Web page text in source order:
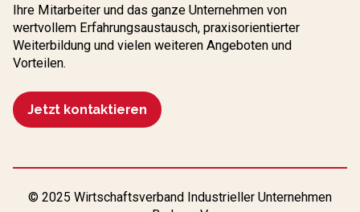
Ihre Mitarbeiter und das ganze Unternehmen von
wertvollem Erfahrungs­austausch, praxisorientierter
Weiterbildung und vielen weiteren Angeboten und
Vorteilen.
Jetzt kontaktieren
© 2025 Wirtschaftsverband Industrieller Unternehmen